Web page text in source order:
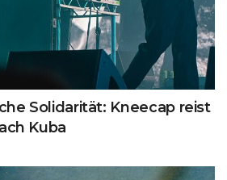
Solidarität: Kneecap reist
Kuba